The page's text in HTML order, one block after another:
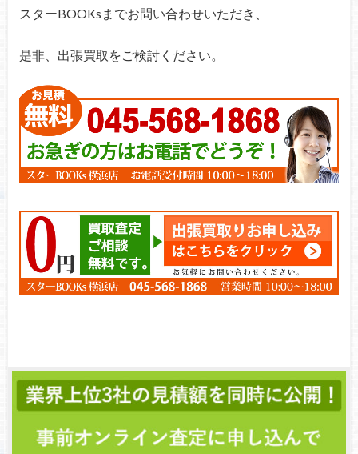
スターBOOKsまでお問い合わせいただき、
是非、出張買取をご検討ください。